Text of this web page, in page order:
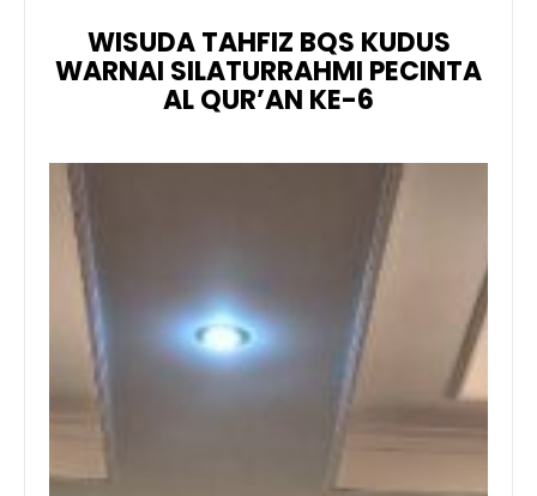
WISUDA TAHFIZ BQS KUDUS
WARNAI SILATURRAHMI PECINTA
AL QUR’AN KE-6